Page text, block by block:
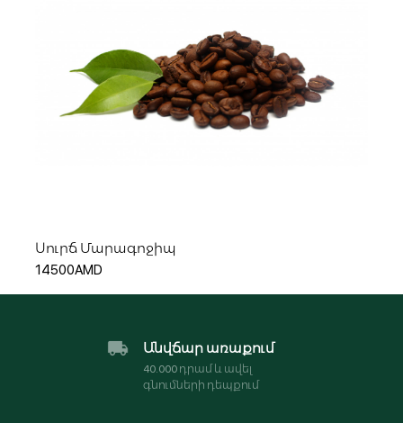
Սուրճ Մարագոջիպ
14500AMD
Անվճար առաքում
40․000 դրամ և ավել
գնումների դեպքում